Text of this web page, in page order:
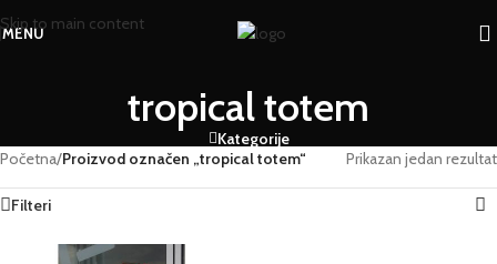
Skip to main content
MENU
tropical totem
Kategorije
Početna/Proizvod označen „tropical totem“ Prikazan jedan rezultat
Filteri